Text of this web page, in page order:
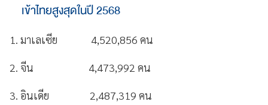
เข้าไทยสูงสุดในปี 2568
1. มาเลเซีย 4,520,856 คน
2. จีน 4,473,992 คน
3. อินเดีย 2,487,319 คน